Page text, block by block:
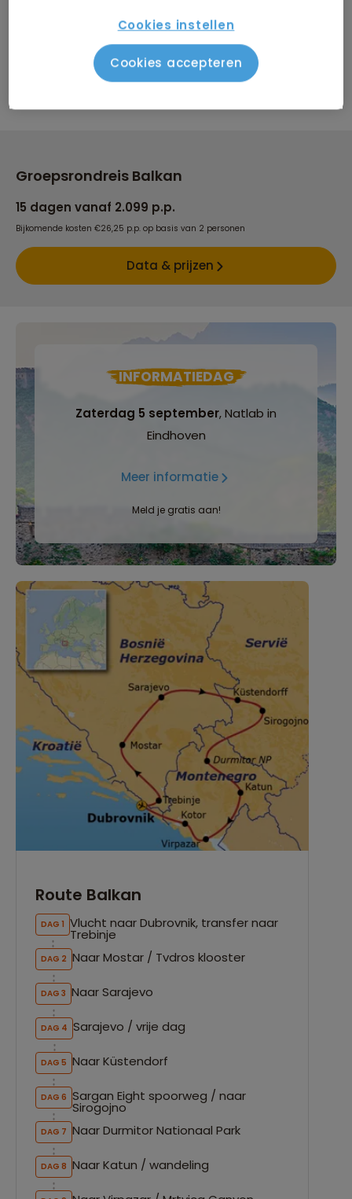
SAWADEAL KORTING TOT € 50
Profiteer nu van tijdelijke korting op vertrek:
Groepsrondreis Balkan
15 dagen vanaf 2.099 p.p.
Bijkomende kosten €26,25 p.p. op basis van 2 personen
Data & prijzen
INFORMATIEDAG
Zaterdag 5 september, Natlab in
Eindhoven
Meer informatie
Meld je gratis aan!
Route Balkan
DAG 1 Vlucht naar Dubrovnik, transfer naar
Trebinje
DAG 2 Naar Mostar / Tvdros klooster
DAG 3 Naar Sarajevo
DAG 4 Sarajevo / vrije dag
DAG 5 Naar Küstendorf
DAG 6 Sargan Eight spoorweg / naar
Sirogojno
DAG 7 Naar Durmitor Nationaal Park
DAG 8 Naar Katun / wandeling
Cookies instellen
Cookies accepteren